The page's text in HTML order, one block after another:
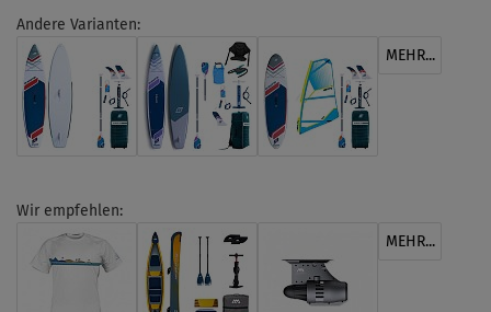
Andere Varianten:
MEHR...
Wir empfehlen:
MEHR...